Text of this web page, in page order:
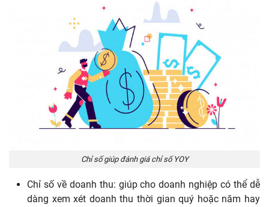
Chỉ số giúp đánh giá chỉ số YOY
Chỉ số về doanh thu: giúp cho doanh nghiệp có thể dễ
dàng xem xét doanh thu thời gian quý hoặc năm hay